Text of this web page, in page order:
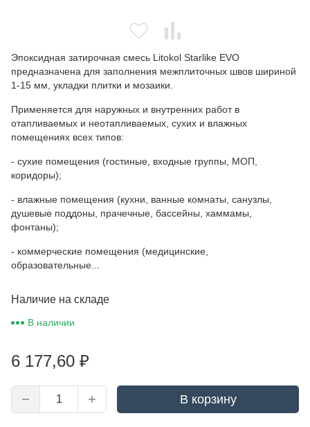
Эпоксидная затирочная смесь Litokol Starlike EVO
предназначена для заполнения межплиточных швов шириной
1-15 мм, укладки плитки и мозаики.
Применяется для наружных и внутренних работ в
отапливаемых и неотапливаемых, сухих и влажных
помещениях всех типов:
- сухие помещения (гостиные, входные группы, МОП,
коридоры);
- влажные помещения (кухни, ванные комнаты, санузлы,
душевые поддоны, прачечные, бассейны, хаммамы,
фонтаны);
- коммерческие помещения (медицинские,
образовательные...
Наличие на складе
В наличии
6 177,60 ₽
В корзину